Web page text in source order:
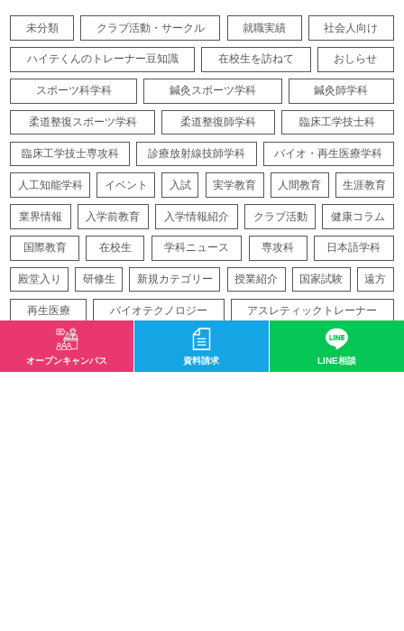
未分類 クラブ活動・サークル 就職実績 社会人向け
ハイテくんのトレーナー豆知識 在校生を訪ねて おしらせ
スポーツ科学科 鍼灸スポーツ学科 鍼灸師学科
柔道整復スポーツ学科 柔道整復師学科 臨床工学技士科
臨床工学技士専攻科 診療放射線技師学科 バイオ・再生医療学科
人工知能学科 イベント 入試 実学教育 人間教育 生涯教育
業界情報 入学前教育 入学情報紹介 クラブ活動 健康コラム
国際教育 在校生 学科ニュース 専攻科 日本語学科
殿堂入り 研修生 新規カテゴリー 授業紹介 国家試験 遠方
再生医療 バイオテクノロジー アスレティックトレーナー
オープンキャンパス 資料請求 LINE相談